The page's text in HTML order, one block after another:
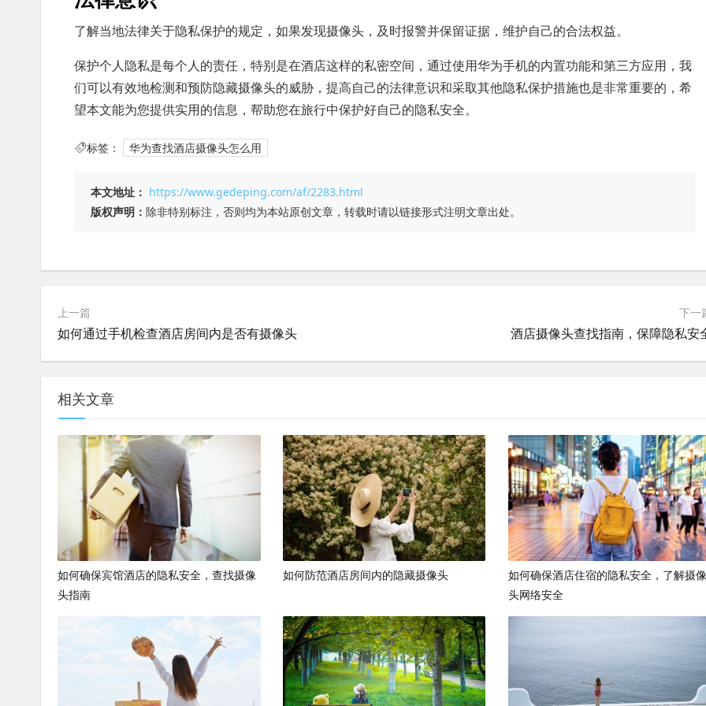
了解当地法律关于隐私保护的规定，如果发现摄像头，及时报警并保留证据，维护自己的合法权益。
保护个人隐私是每个人的责任，特别是在酒店这样的私密空间，通过使用华为手机的内置功能和第三方应用，我
们可以有效地检测和预防隐藏摄像头的威胁，提高自己的法律意识和采取其他隐私保护措施也是非常重要的，希
望本文能为您提供实用的信息，帮助您在旅行中保护好自己的隐私安全。
标签： 华为查找酒店摄像头怎么用
本文地址： https://www.gedeping.com/af/2283.html
版权声明： 除非特别标注，否则均为本站原创文章，转载时请以链接形式注明文章出处。
上一篇
如何通过手机检查酒店房间内是否有摄像头
下一
酒店摄像头查找指南，保障隐私安
相关文章
如何确保宾馆酒店的隐私安全，查找摄像
头指南
如何防范酒店房间内的隐藏摄像头
如何确保酒店住宿的隐私安全，了解摄像
头网络安全